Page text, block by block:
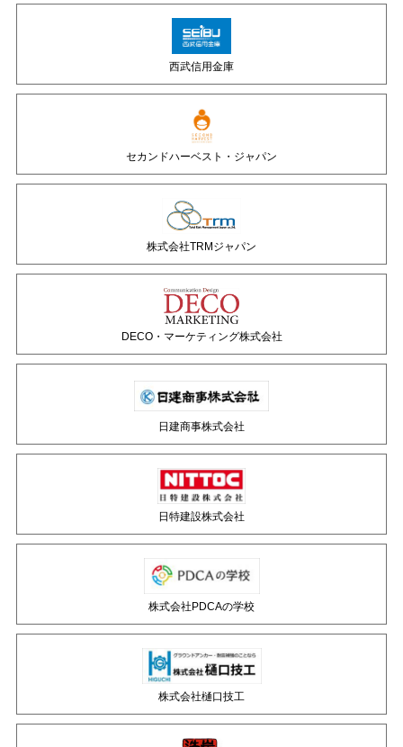
西武信用金庫
セカンドハーベスト・ジャパン
株式会社TRMジャパン
DECO・マーケティング株式会社
日建商事株式会社
日特建設株式会社
株式会社PDCAの学校
株式会社樋口技工